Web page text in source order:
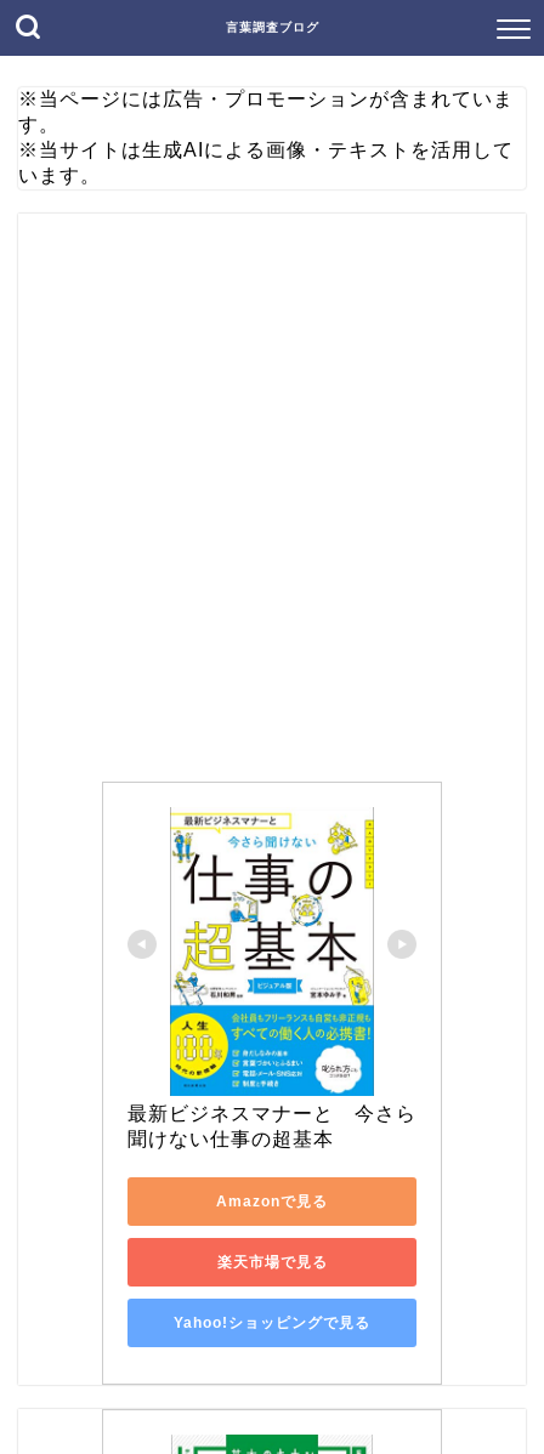
言葉調査ブログ
※当ページには広告・プロモーションが含まれていま
す。
※当サイトは生成AIによる画像・テキストを活用して
います。
最新ビジネスマナーと　今さら
聞けない仕事の超基本
Amazonで見る
楽天市場で見る
Yahoo!ショッピングで見る